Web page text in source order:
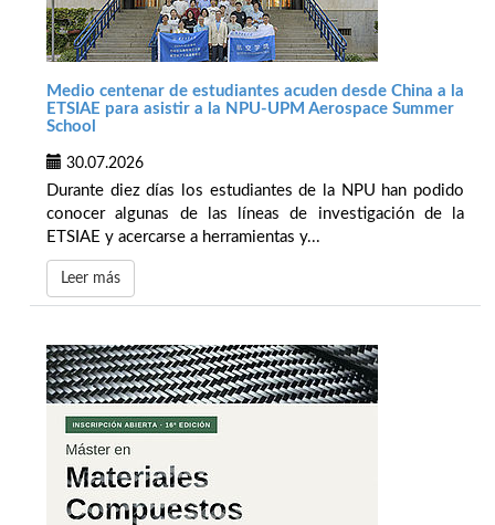
Medio centenar de estudiantes acuden desde China a la
ETSIAE para asistir a la NPU-UPM Aerospace Summer
School
30.07.2026
Durante diez días los estudiantes de la NPU han podido
conocer algunas de las líneas de investigación de la
ETSIAE y acercarse a herramientas y...
Leer más